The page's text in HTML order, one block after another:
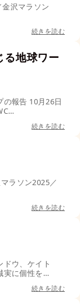
金沢マラソン
続きを読む
る地球ワー
の報告 10月26日
続きを読む
ラソン2025／
続きを読む
ウ、ケイト
実に個性を…
続きを読む